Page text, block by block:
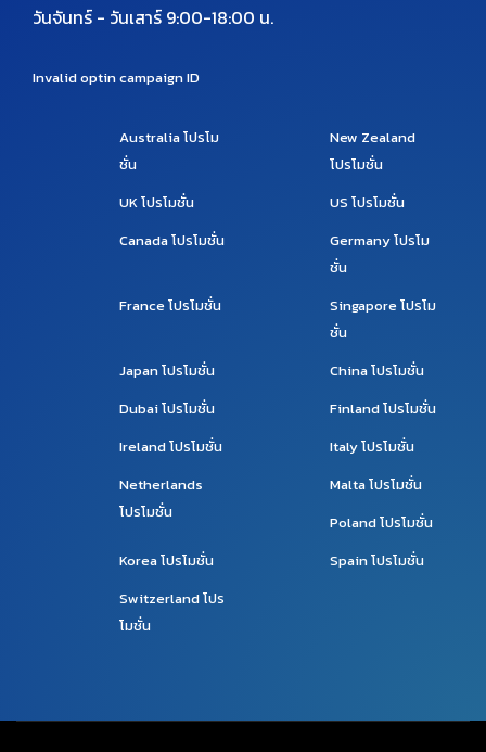
วันจันทร์ - วันเสาร์ 9:00-18:00 น.
Invalid optin campaign ID
Australiaโปรโม
ชั่น
New Zealand
โปรโมชั่น
UKโปรโมชั่น US โปรโมชั่น
Canadaโปรโมชั่น Germanyโปรโม
ชั่น
Franceโปรโมชั่น Singaporeโปรโม
ชั่น
Japanโปรโมชั่น Chinaโปรโมชั่น
Dubaiโปรโมชั่น Finlandโปรโมชั่น
Irelandโปรโมชั่น Italyโปรโมชั่น
Netherlands
โปรโมชั่น
Maltaโปรโมชั่น
Polandโปรโมชั่น
Koreaโปรโมชั่น Spainโปรโมชั่น
Switzerlandโปร
โมชั่น